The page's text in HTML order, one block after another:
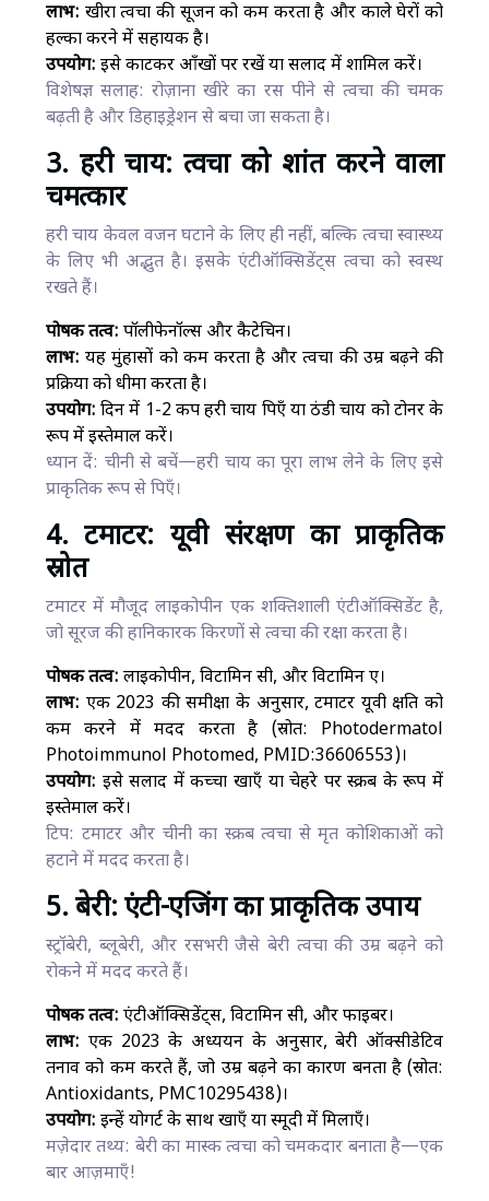
लाभ: खीरा त्वचा की सूजन को कम करता है और काले घेरों को
हल्का करने में सहायक है।
उपयोग: इसे काटकर आँखों पर रखें या सलाद में शामिल करें।
विशेषज्ञ सलाह: रोज़ाना खीरे का रस पीने से त्वचा की चमक
बढ़ती है और डिहाइड्रेशन से बचा जा सकता है।
3. हरी चाय: त्वचा को शांत करने वाला
चमत्कार
हरी चाय केवल वजन घटाने के लिए ही नहीं, बल्कि त्वचा स्वास्थ्य
के लिए भी अद्भुत है। इसके एंटीऑक्सिडेंट्स त्वचा को स्वस्थ
रखते हैं।
पोषक तत्व: पॉलीफेनॉल्स और कैटेचिन।
लाभ: यह मुंहासों को कम करता है और त्वचा की उम्र बढ़ने की
प्रक्रिया को धीमा करता है।
उपयोग: दिन में 1-2 कप हरी चाय पिएँ या ठंडी चाय को टोनर के
रूप में इस्तेमाल करें।
ध्यान दें: चीनी से बचें—हरी चाय का पूरा लाभ लेने के लिए इसे
प्राकृतिक रूप से पिएँ।
4. टमाटर: यूवी संरक्षण का प्राकृतिक
स्रोत
टमाटर में मौजूद लाइकोपीन एक शक्तिशाली एंटीऑक्सिडेंट है,
जो सूरज की हानिकारक किरणों से त्वचा की रक्षा करता है।
पोषक तत्व: लाइकोपीन, विटामिन सी, और विटामिन ए।
लाभ: एक 2023 की समीक्षा के अनुसार, टमाटर यूवी क्षति को
कम करने में मदद करता है (स्रोत: Photodermatol
Photoimmunol Photomed, PMID:36606553)।
उपयोग: इसे सलाद में कच्चा खाएँ या चेहरे पर स्क्रब के रूप में
इस्तेमाल करें।
टिप: टमाटर और चीनी का स्क्रब त्वचा से मृत कोशिकाओं को
हटाने में मदद करता है।
5. बेरी: एंटी-एजिंग का प्राकृतिक उपाय
स्ट्रॉबेरी, ब्लूबेरी, और रसभरी जैसे बेरी त्वचा की उम्र बढ़ने को
रोकने में मदद करते हैं।
पोषक तत्व: एंटीऑक्सिडेंट्स, विटामिन सी, और फाइबर।
लाभ: एक 2023 के अध्ययन के अनुसार, बेरी ऑक्सीडेटिव
तनाव को कम करते हैं, जो उम्र बढ़ने का कारण बनता है (स्रोत:
Antioxidants, PMC10295438)।
उपयोग: इन्हें योगर्ट के साथ खाएँ या स्मूदी में मिलाएँ।
मज़ेदार तथ्य: बेरी का मास्क त्वचा को चमकदार बनाता है—एक
बार आज़माएँ!